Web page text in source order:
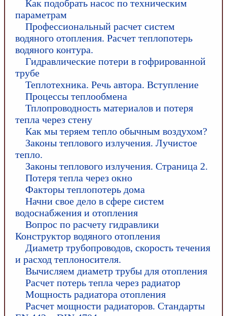
Как подобрать насос по техническим
параметрам
Профессиональный расчет систем
водяного отопления. Расчет теплопотерь
водяного контура.
Гидравлические потери в гофрированной
трубе
Теплотехника. Речь автора. Вступление
Процессы теплообмена
Тплопроводность материалов и потеря
тепла через стену
Как мы теряем тепло обычным воздухом?
Законы теплового излучения. Лучистое
тепло.
Законы теплового излучения. Страница 2.
Потеря тепла через окно
Факторы теплопотерь дома
Начни свое дело в сфере систем
водоснабжения и отопления
Вопрос по расчету гидравлики
Конструктор водяного отопления
Диаметр трубопроводов, скорость течения
и расход теплоносителя.
Вычисляем диаметр трубы для отопления
Расчет потерь тепла через радиатор
Мощность радиатора отопления
Расчет мощности радиаторов. Стандарты